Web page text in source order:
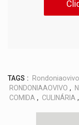
TAGS : Rondoniaovivo
RONDONIAAOVIVO ,
COMIDA , CULINÁRIA ,